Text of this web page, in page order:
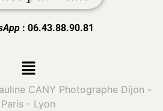
: 06.43.88.90.81
CANY Photographe Dijon -
Paris - Lyon